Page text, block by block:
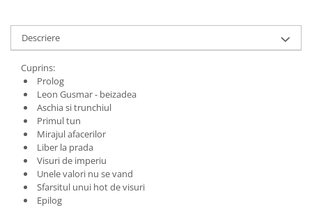
Literatura Romana
Literatura Universala
Poezie
Romane de dragoste, Carti
romantice
Senzatii/Dragoste
Senzatii/Erotic
Senzatii/Suspans
Senzatii/Thriller
Descriere
Cuprins:
Prolog
Leon Gusmar - beizadea
Aschia si trunchiul
Primul tun
Mirajul afacerilor
Liber la prada
Visuri de imperiu
Unele valori nu se vand
Sfarsitul unui hot de visuri
Epilog